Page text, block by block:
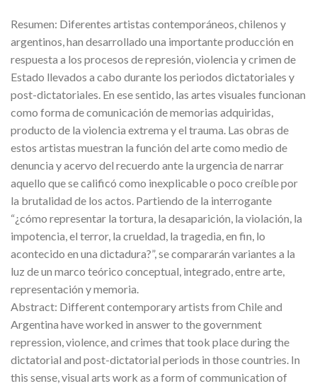
Resumen: Diferentes artistas contemporáneos, chilenos y
argentinos, han desarrollado una importante producción en
respuesta a los procesos de represión, violencia y crimen de
Estado llevados a cabo durante los periodos dictatoriales y
post-dictatoriales. En ese sentido, las artes visuales funcionan
como forma de comunicación de memorias adquiridas,
producto de la violencia extrema y el trauma. Las obras de
estos artistas muestran la función del arte como medio de
denuncia y acervo del recuerdo ante la urgencia de narrar
aquello que se calificó como inexplicable o poco creíble por
la brutalidad de los actos. Partiendo de la interrogante
“¿cómo representar la tortura, la desaparición, la violación, la
impotencia, el terror, la crueldad, la tragedia, en fin, lo
acontecido en una dictadura?”, se compararán variantes a la
luz de un marco teórico conceptual, integrado, entre arte,
representación y memoria.
Abstract: Different contemporary artists from Chile and
Argentina have worked in answer to the government
repression, violence, and crimes that took place during the
dictatorial and post-dictatorial periods in those countries. In
this sense, visual arts work as a form of communication of